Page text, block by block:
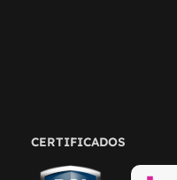
CERTIFICADOS